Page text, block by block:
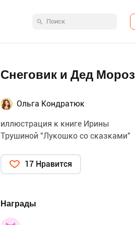
Снеговик и Дед Мороз
Ольга Кондратюк
иллюстрация к книге Ирины
Трушиной "Лукошко со сказками"
17 Нравится
Награды